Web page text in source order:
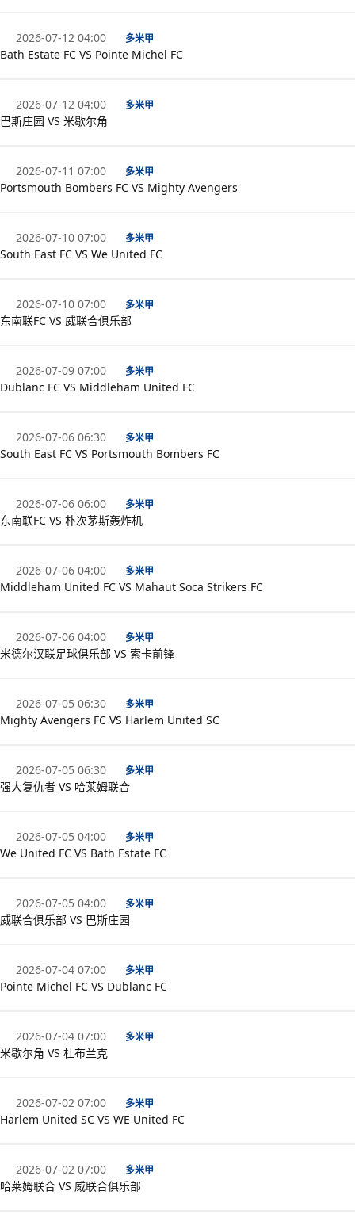
2026-07-12 04:00 多米甲
Bath Estate FC VS Pointe Michel FC
2026-07-12 04:00 多米甲
巴斯庄园 VS 米歇尔角
2026-07-11 07:00 多米甲
Portsmouth Bombers FC VS Mighty Avengers
2026-07-10 07:00 多米甲
South East FC VS We United FC
2026-07-10 07:00 多米甲
东南联FC VS 威联合俱乐部
2026-07-09 07:00 多米甲
Dublanc FC VS Middleham United FC
2026-07-06 06:30 多米甲
South East FC VS Portsmouth Bombers FC
2026-07-06 06:00 多米甲
东南联FC VS 朴次茅斯轰炸机
2026-07-06 04:00 多米甲
Middleham United FC VS Mahaut Soca Strikers FC
2026-07-06 04:00 多米甲
米德尔汉联足球俱乐部 VS 索卡前锋
2026-07-05 06:30 多米甲
Mighty Avengers FC VS Harlem United SC
2026-07-05 06:30 多米甲
强大复仇者 VS 哈莱姆联合
2026-07-05 04:00 多米甲
We United FC VS Bath Estate FC
2026-07-05 04:00 多米甲
威联合俱乐部 VS 巴斯庄园
2026-07-04 07:00 多米甲
Pointe Michel FC VS Dublanc FC
2026-07-04 07:00 多米甲
米歇尔角 VS 杜布兰克
2026-07-02 07:00 多米甲
Harlem United SC VS WE United FC
2026-07-02 07:00 多米甲
哈莱姆联合 VS 威联合俱乐部